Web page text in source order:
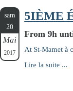
sam
20
Mai
2017
5IÈME
From 9h
At St-Mamet à
Lire la suite ...